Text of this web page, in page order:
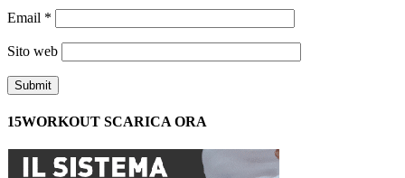
Email *
Sito web
15WORKOUT SCARICA ORA